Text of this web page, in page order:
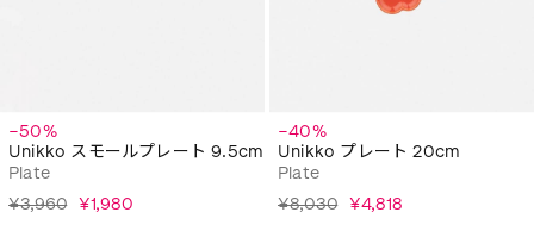
−50%
Unikko スモールプレート 9.5cm
Plate
¥3,960 ¥1,980
−40%
Unikko プレート 20cm
Plate
¥8,030 ¥4,818